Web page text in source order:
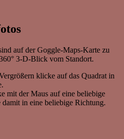
auf der Goggle-Maps-Karte zu
3-D-Blick vom Standort.
klicke auf das Quadrat in
mit der Maus auf eine beliebige
in eine beliebige Richtung.